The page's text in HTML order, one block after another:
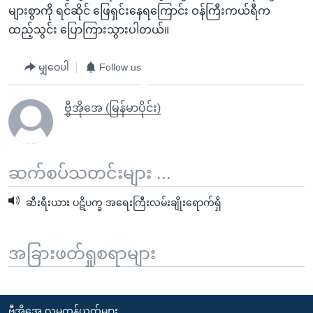
များစွာကို ရင်ဆိုင် ဖြေရှင်းနေရကြောင်း ဝန်ကြီးကယ်ရီက
ထည့်သွင်း ပြောကြားသွားပါတယ်။
မျှဝေပါ Follow us
ဗွီအိုအေ (မြန်မာပိုင်း)
ဆက်စပ်သတင်းများ ...
ဆီးရီးယား ပဋိပက္ခ အရေးကြီးလမ်းချိုးရောက်ရှိ
အခြားဖတ်ရှုစရာများ